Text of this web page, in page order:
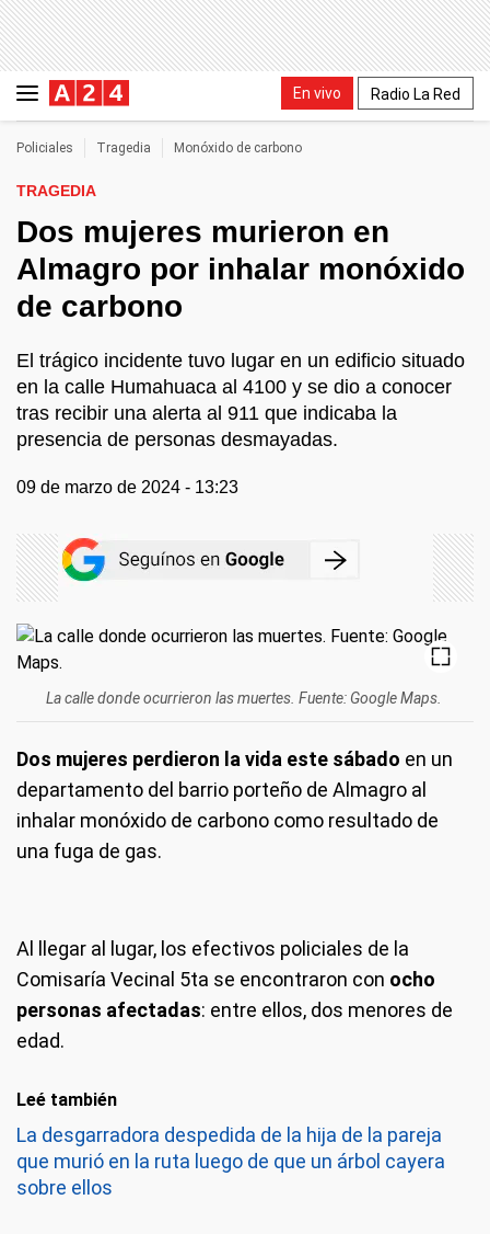
En vivo Radio La Red
Policiales Tragedia Monóxido de carbono
TRAGEDIA
Dos mujeres murieron en
Almagro por inhalar monóxido
de carbono
El trágico incidente tuvo lugar en un edificio situado
en la calle Humahuaca al 4100 y se dio a conocer
tras recibir una alerta al 911 que indicaba la
presencia de personas desmayadas.
09 de marzo de 2024 - 13:23
La calle donde ocurrieron las muertes. Fuente: Google Maps.
Dos mujeres perdieron la vida este sábado en un
departamento del barrio porteño de Almagro al
inhalar monóxido de carbono como resultado de
una fuga de gas.
Al llegar al lugar, los efectivos policiales de la
Comisaría Vecinal 5ta se encontraron con ocho
personas afectadas: entre ellos, dos menores de
edad.
Leé también
La desgarradora despedida de la hija de la pareja
que murió en la ruta luego de que un árbol cayera
sobre ellos